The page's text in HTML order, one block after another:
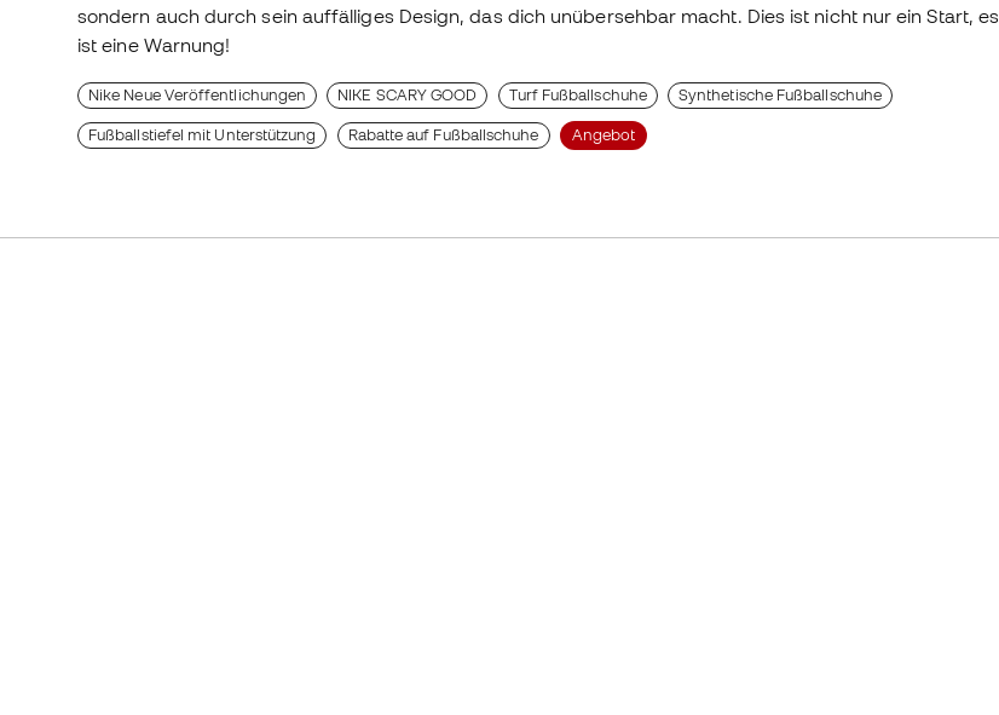
sondern auch durch sein auffälliges Design, das dich unübersehbar macht. Dies ist nicht nur ein Start, es
ist eine Warnung!
Nike Neue Veröffentlichungen NIKE SCARY GOOD Turf Fußballschuhe Synthetische Fußballschuhe
Fußballstiefel mit Unterstützung Rabatte auf Fußballschuhe Angebot